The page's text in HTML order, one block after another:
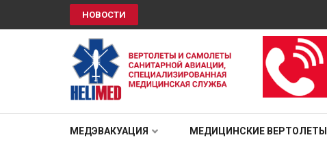
НОВОСТИ
HELIMED
МЕДЭВАКУАЦИЯ МЕДИЦИНСКИЕ ВЕРТОЛЕТЫ